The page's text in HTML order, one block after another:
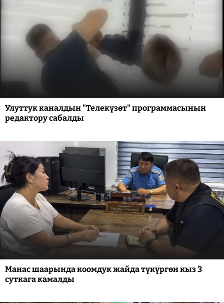
Улуттук каналдын "Телекүзөт" программасынын
редактору сабалды
Манас шаарында коомдук жайда түкүргөн кыз 3
суткага камалды